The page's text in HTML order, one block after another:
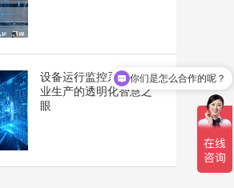
设备运行监控系统：工
业生产的透明化智慧之
眼
你们是怎么合作的呢？